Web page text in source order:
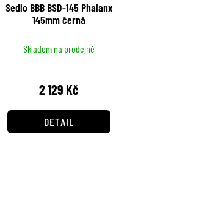
Sedlo BBB BSD-145 Phalanx
145mm černá
Skladem na prodejně
2 129 Kč
DETAIL